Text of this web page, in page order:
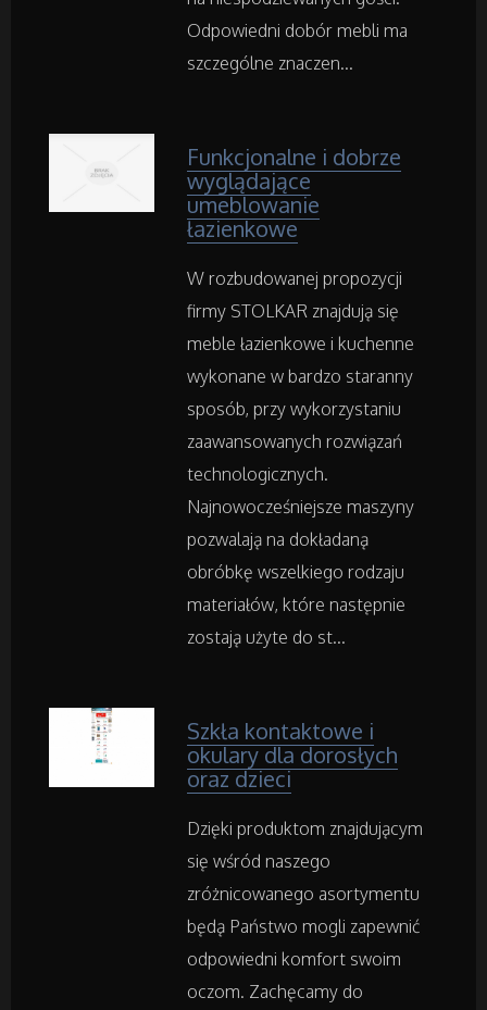
Informatyczne
Restauracje, Catering
Adwokaci, Porady Prawne
Weterynaryjne, Hodowla Zwierząt
Sprzątanie, Porządkowanie
Opieka
Inne Usługi
Noclegi
Hotele i Noclegi
Wypoczynek
Dietetyka, Odchudzanie
Kosmetyki
Leczenie
Odpowiedni dobór mebli ma
szczególne znaczen...
Funkcjonalne i dobrze
wyglądające
umeblowanie
łazienkowe
W rozbudowanej propozycji
firmy STOLKAR znajdują się
meble łazienkowe i kuchenne
wykonane w bardzo staranny
sposób, przy wykorzystaniu
zaawansowanych rozwiązań
technologicznych.
Najnowocześniejsze maszyny
pozwalają na dokładaną
obróbkę wszelkiego rodzaju
materiałów, które następnie
zostają użyte do st...
Szkła kontaktowe i
okulary dla dorosłych
oraz dzieci
Dzięki produktom znajdującym
się wśród naszego
zróżnicowanego asortymentu
będą Państwo mogli zapewnić
odpowiedni komfort swoim
oczom. Zachęcamy do